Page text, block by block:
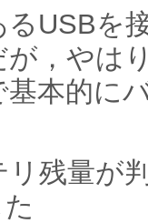
USBを
，やは
本的に
リ残量が